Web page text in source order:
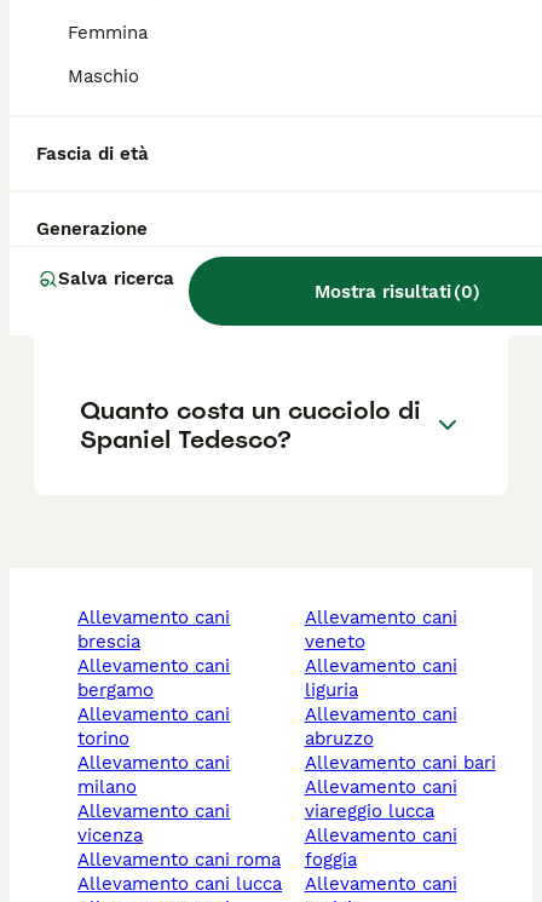
Femmina
Maschio
Fascia di età
Generazione
Salva ricerca
Mostra risultati(0)
all'obbedienza è consigliabile iniziare
cucciolo.
Cosa significa spaniel nei
Quali sono i difetti del cane
Pastore Tedesco?
Quanto costa un cucciolo di
Spaniel Tedesco?
allevamento cani
brescia
allevamento cani
bergamo
allevamento cani
torino
allevamento cani
milano
allevamento cani
vicenza
allevamento cani roma
allevamento cani lucca
allevamento cani
veneto
allevamento cani
liguria
allevamento cani
abruzzo
allevamento cani bari
allevamento cani
viareggio lucca
allevamento cani
foggia
allevamento cani